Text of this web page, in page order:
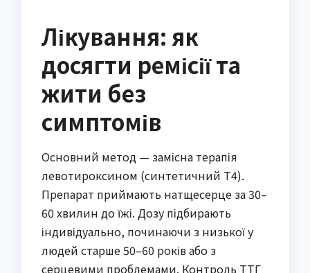
Лікування: як
досягти ремісії та
жити без
симптомів
Основний метод — замісна терапія
левотироксином (синтетичний Т4).
Препарат приймають натщесерце за 30–
60 хвилин до їжі. Дозу підбирають
індивідуально, починаючи з низької у
людей старше 50–60 років або з
серцевими проблемами. Контроль ТТГ